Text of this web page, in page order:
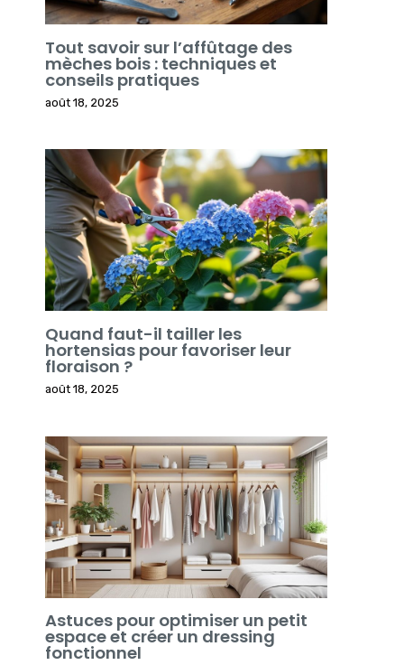
Tout savoir sur l’affûtage des
mèches bois : techniques et
conseils pratiques
août 18, 2025
Quand faut-il tailler les
hortensias pour favoriser leur
floraison ?
août 18, 2025
Astuces pour optimiser un petit
espace et créer un dressing
fonctionnel